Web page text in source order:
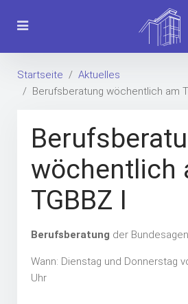
Startseite
Aktuelles
Berufsberatung wöchentlich am
wöchentlich
TGBBZ I
Berufsberatung der
Wann: Dienstag und Donnerstag
Uhr